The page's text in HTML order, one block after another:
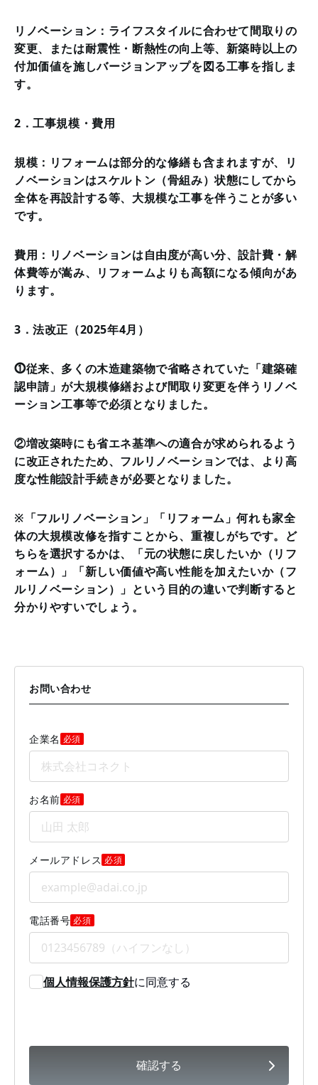
リノベーション：ライフスタイルに合わせて間取りの
変更、または耐震性・断熱性の向上等、新築時以上の
付加価値を施しバージョンアップを図る工事を指しま
す。
2．工事規模・費用
規模：リフォームは部分的な修繕も含まれますが、リ
ノベーションはスケルトン（骨組み）状態にしてから
全体を再設計する等、大規模な工事を伴うことが多い
です。
費用：リノベーションは自由度が高い分、設計費・解
体費等が嵩み、リフォームよりも高額になる傾向があ
ります。
3．法改正（2025年4月）
⓵従来、多くの木造建築物で省略されていた「建築確
認申請」が大規模修繕および間取り変更を伴うリノベ
ーション工事等で必須となりました。
②増改築時にも省エネ基準への適合が求められるよう
に改正されたため、フルリノベーションでは、より高
度な性能設計手続きが必要となりました。
※「フルリノベーション」「リフォーム」何れも家全
体の大規模改修を指すことから、重複しがちです。ど
ちらを選択するかは、「元の状態に戻したいか（リフ
ォーム）」「新しい価値や高い性能を加えたいか（フ
ルリノベーション）」という目的の違いで判断すると
分かりやすいでしょう。
お問い合わせ
企業名 必須
お名前 必須
メールアドレス 必須
電話番号 必須
個人情報保護方針に同意する
確認する